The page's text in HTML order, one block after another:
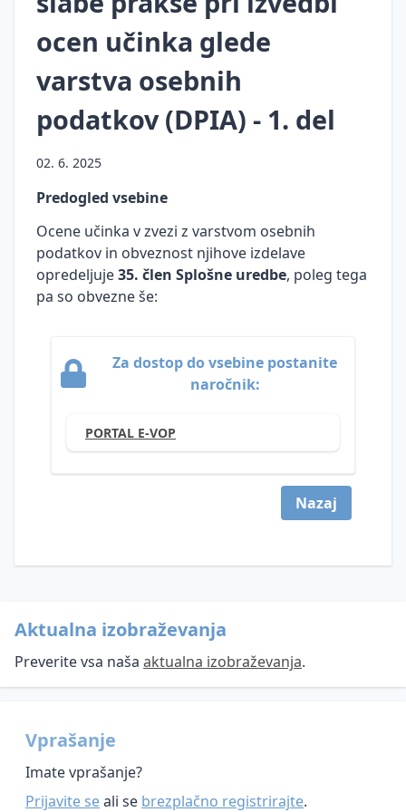
Prenos
podatkov
države
Neposredno
trženje
podlage
obdelavo
osebnih
podatkov
Ocena
Videonadzor
Umetna
varstvu
na
področju
in
smernice
Zakon o
osebnih
podatkov
javnega
Zakon o
Pooblaščena
za
varstvo
(DPO)
DPO
Kršitve
varnosti
ocen učinka glede
varstva osebnih
podatkov (DPIA) - 1. del
02. 6. 2025
Predogled vsebine
Ocene učinka v zvezi z varstvom osebnih
podatkov in obveznost njihove izdelave
opredeljuje35. člen Splošne uredbe, poleg tega
pa so obvezne še:
Za dostop do vsebine postanite
naročnik:
PORTAL E-VOP
Nazaj
Aktualna izobraževanja
Preverite vsa naša aktualna izobraževanja.
Vprašanje
Imate vprašanje?
Prijavite seali se brezplačno registrirajte.